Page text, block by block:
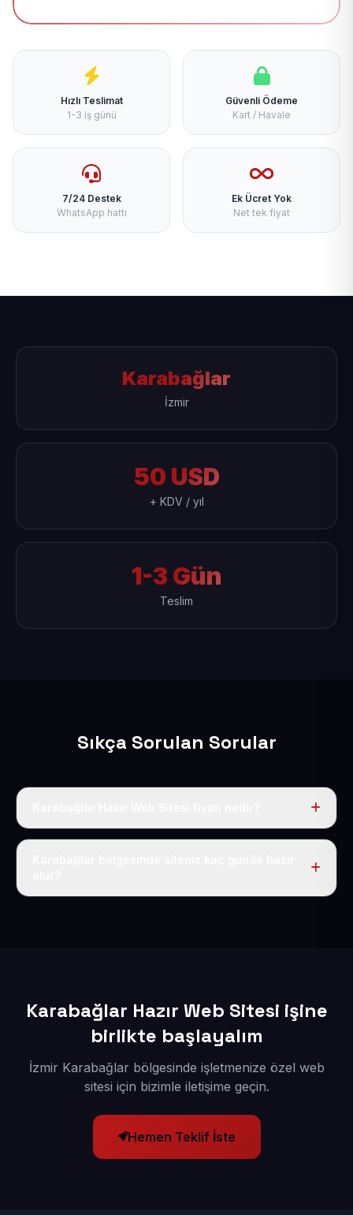
Hızlı Teslimat
1-3 iş günü
Güvenli Ödeme
Kart / Havale
7/24 Destek
WhatsApp hattı
Ek Ücret Yok
Net tek fiyat
Karabağlar
İzmir
50 USD
+ KDV / yıl
1-3 Gün
Teslim
Sıkça Sorulan Sorular
Tek fiyat uygulanır: yıllık 50 USD + KDV. Bu bedele alan
Karabağlar Hazır Web Sitesi işine
birlikte başlayalım
İzmir Karabağlar bölgesinde işletmenize özel web
sitesi için bizimle iletişime geçin.
Hemen Teklif İste